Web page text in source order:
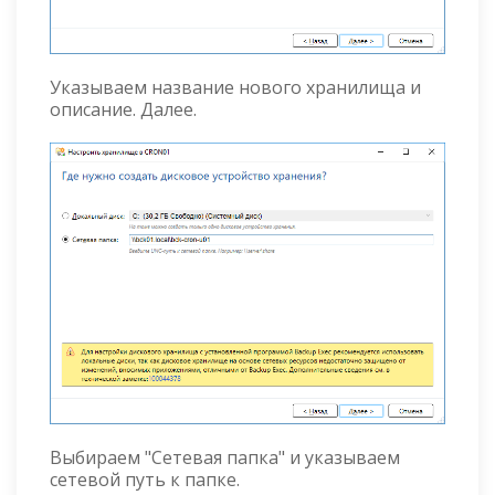
Указываем название нового хранилища и
описание. Далее.
Выбираем "Сетевая папка" и указываем
сетевой путь к папке.